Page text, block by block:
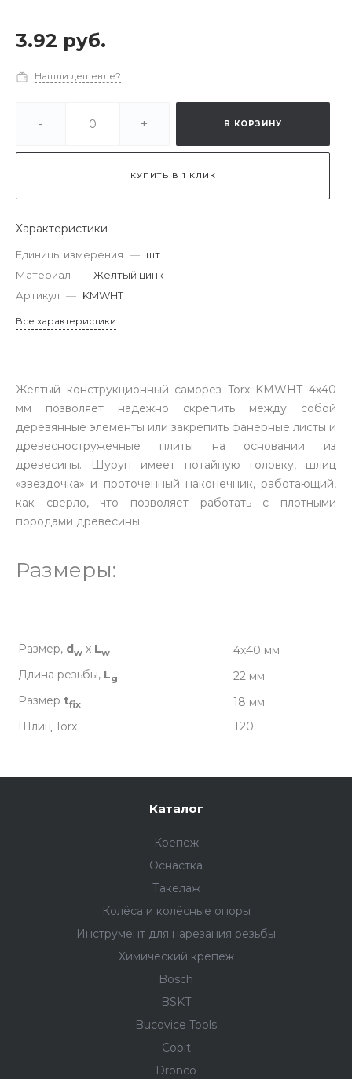
3.92 руб.
Нашли дешевле?
- + В КОРЗИНУ
КУПИТЬ В 1 КЛИК
Характеристики
Единицы измерения — шт
Материал — Желтый цинк
Артикул — KMWHT
Все характеристики
Желтый конструкционный саморез Torx KMWHT 4х40
мм позволяет надежно скрепить между собой
деревянные элементы или закрепить фанерные листы и
древесностружечные плиты на основании из
древесины. Шуруп имеет потайную головку, шлиц
«звездочка» и проточенный наконечник, работающий,
как сверло, что позволяет работать с плотными
породами древесины.
Размеры:
Размер, dw x Lw
4х40 мм
Длина резьбы, Lg
22 мм
Размер tfix
18 мм
Шлиц Torx
T20
Каталог
Крепеж
Оснастка
Такелаж
Колёса и колëсные опоры
Инструмент для нарезания резьбы
Химический крепеж
Bosch
BSKT
Bucovice Tools
Cobit
Dronco